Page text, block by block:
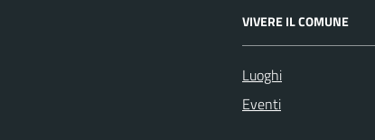
VIVERE IL COMUNE
Luoghi
Eventi